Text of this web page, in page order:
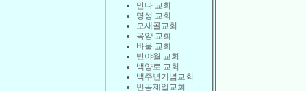
만나 교회
명성 교회
모새골교회
목양 교회
바울 교회
반야월 교회
백양로 교회
백주년기념교회
번동제일교회